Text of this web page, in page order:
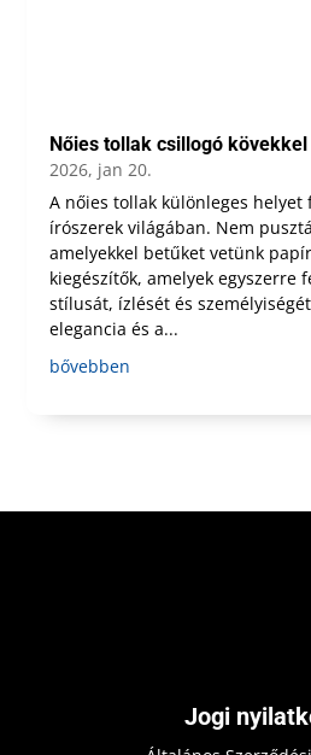
Nőies tollak csillogó kövekkel
2026, jan 20.
A nőies tollak különleges helyet
írószerek világában. Nem
amelyekkel betűket vetünk
kiegészítők, amelyek egyszerre
stílusát, ízlését és
elegancia és a...
bővebben
Jogi